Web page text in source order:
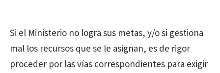
Si el Ministerio no logra sus metas, y/o si gestiona
mal los recursos que se le asignan, es de rigor
proceder por las vías correspondientes para exigir